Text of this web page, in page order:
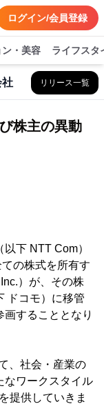
ログイン/会員登録
・美容 ライフスタ
社 リリース一覧
株主の異動
下 NTT Com）
の株式を所有す
）が、その株
ドコモ）に移管
することとなり
、社会・産業の
なワークスタイル
提供していきま